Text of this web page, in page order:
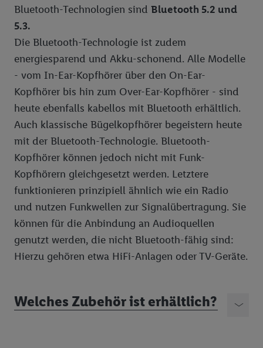
Bluetooth-Technologien sind Bluetooth 5.2 und
5.3.
Die Bluetooth-Technologie ist zudem
energiesparend und Akku-schonend. Alle Modelle
- vom In-Ear-Kopfhörer über den On-Ear-
Kopfhörer bis hin zum Over-Ear-Kopfhörer - sind
heute ebenfalls kabellos mit Bluetooth erhältlich.
Auch klassische Bügelkopfhörer begeistern heute
mit der Bluetooth-Technologie. Bluetooth-
Kopfhörer können jedoch nicht mit Funk-
Kopfhörern gleichgesetzt werden. Letztere
funktionieren prinzipiell ähnlich wie ein Radio
und nutzen Funkwellen zur Signalübertragung. Sie
können für die Anbindung an Audioquellen
genutzt werden, die nicht Bluetooth-fähig sind:
Hierzu gehören etwa HiFi-Anlagen oder TV-Geräte.
Welches Zubehör ist erhältlich?